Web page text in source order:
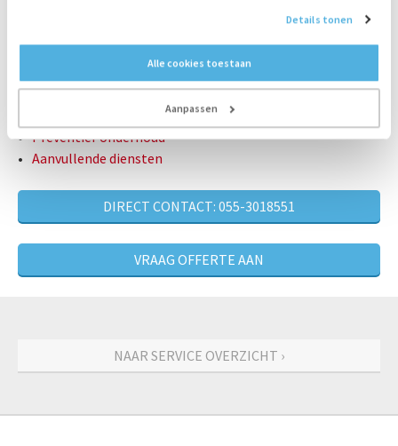
Details tonen
Alle cookies toestaan
Aanpassen
Lees meer over de Bredenoord Servicediensten:
Statusbepaling en advies
Preventief onderhoud
Aanvullende diensten
DIRECT CONTACT: 055-3018551
VRAAG OFFERTE AAN
NAAR SERVICE OVERZICHT ›